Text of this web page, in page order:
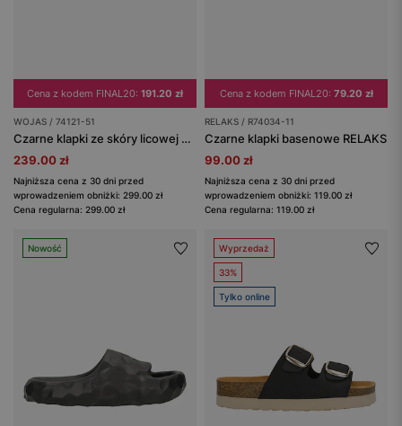
Cena z kodem FINAL20: 191.20 zł
WOJAS / 74121-51
Czarne klapki ze skóry licowej ze złotą ozdobą
239.00 zł
Najniższa cena z 30 dni przed
wprowadzeniem obniżki: 299.00 zł
Cena regularna: 299.00 zł
Cena z kodem FINAL20: 79.20 zł
RELAKS / R74034-11
Czarne klapki basenowe RELAKS
99.00 zł
Najniższa cena z 30 dni przed
wprowadzeniem obniżki: 119.00 zł
Cena regularna: 119.00 zł
Nowość Wyprzedaż
33%
Tylko online